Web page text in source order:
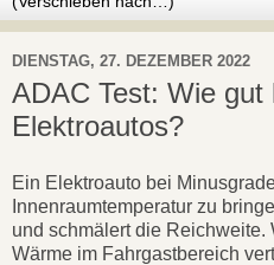
DIENSTAG, 27. DEZEMBER 2022
ADAC Test: Wie gut
Elektroautos?
Ein Elektroauto bei
Innenraumtemperatur zu
und schmälert die
Wärme im Fahrgastbereich